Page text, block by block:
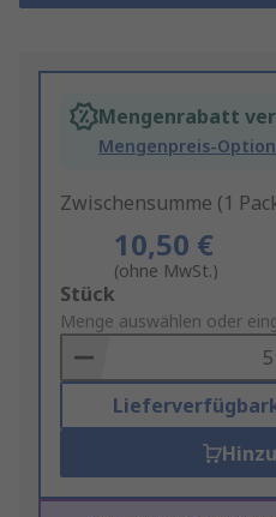
Mengenrabatt
Mengenpreis-
Zwischensumme (1
10,50 €
(ohne MwSt.)
Add
to
Basket
Stück
Menge auswählen oder